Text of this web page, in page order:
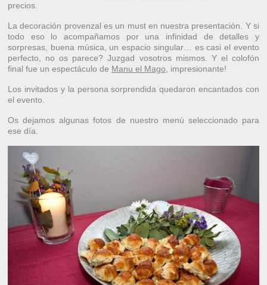
precios.
La decoración provenzal es un must en nuestra presentación. Y si
todo eso lo acompañamos por una infinidad de detalles y
sorpresas, buena música, un espacio singular… es casi el evento
perfecto, no os parece? Juzgad vosotros mismos. Y el colofón
final fue un espectáculo de Manu el Mago , impresionante!
Los invitados y la persona sorprendida quedaron encantados con
el evento.
Os dejamos algunas fotos de nuestro menú seleccionado para
ese día.